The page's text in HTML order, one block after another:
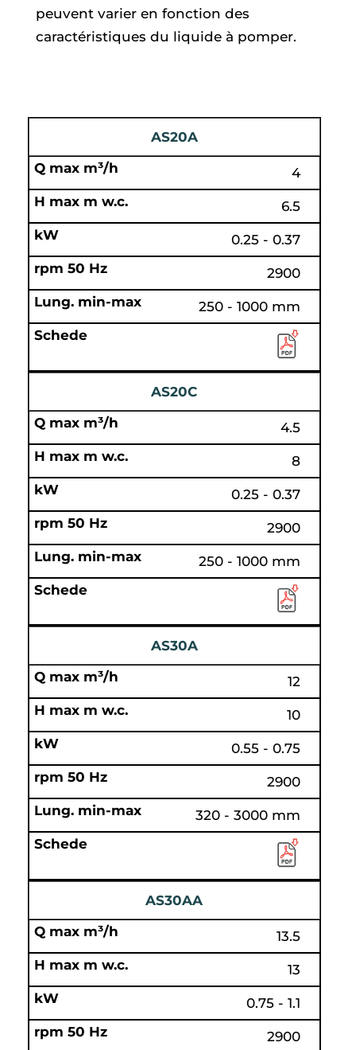
peuvent varier en fonction des
caractéristiques du liquide à pomper.
AS20A
4
6.5
0.25 - 0.37
2900
250 - 1000 mm
AS20C
4.5
8
0.25 - 0.37
2900
250 - 1000 mm
AS30A
12
10
0.55 - 0.75
2900
320 - 3000 mm
AS30AA
13.5
13
0.75 - 1.1
2900